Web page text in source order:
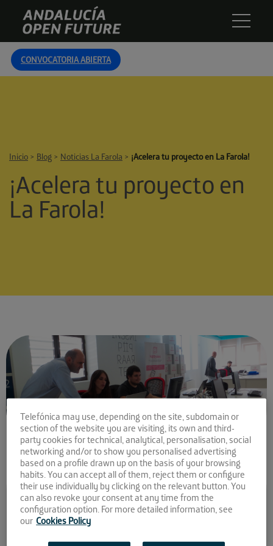
content
Andalucía
Open
Future
CONVOCATORIA ABIERTA
Inicio > Blog > Noticias La Farola > ¡Acelera tu proyecto en La Farola!
¡Acelera tu proyecto en
La Farola!
Comparte la noticia:
¡Acelera tu proyecto en La
Farola!
Telefónica may use, depending on the site, subdomain or
section of the website you are visiting, its own and third-
party cookies for technical, analytical, personalisation, social
networking and/or to show you personalised advertising
based on a profile drawn up on the basis of your browsing
habits. You can accept all of them, reject them or configure
their use individually by clicking on the relevant button. You
can also revoke your consent at any time from the
configuration option. For more detailed information, see
our Cookies Policy